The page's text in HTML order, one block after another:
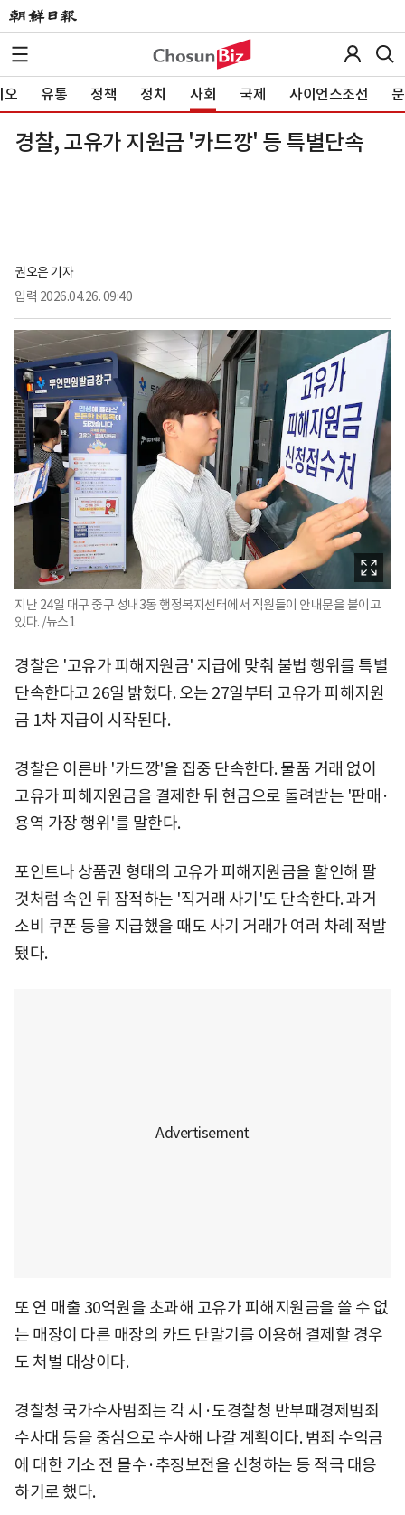
오 유통 정책 정치 사회 국제 사이언스조선
경찰, 고유가 지원금 '카드깡' 등 특별단속
권오은 기자
입력 2026.04.26. 09:40
지난 24일 대구 중구 성내3동 행정복지센터에서 직원들이 안내문을 붙이고
있다. /뉴스1
경찰은 '고유가 피해지원금' 지급에 맞춰 불법 행위를 특별
단속한다고 26일 밝혔다. 오는 27일부터 고유가 피해지원
금 1차 지급이 시작된다.
경찰은 이른바 '카드깡'을 집중 단속한다. 물품 거래 없이
고유가 피해지원금을 결제한 뒤 현금으로 돌려받는 '판매·
용역 가장 행위'를 말한다.
포인트나 상품권 형태의 고유가 피해지원금을 할인해 팔
것처럼 속인 뒤 잠적하는 '직거래 사기'도 단속한다. 과거
소비 쿠폰 등을 지급했을 때도 사기 거래가 여러 차례 적발
됐다.
또 연 매출 30억원을 초과해 고유가 피해지원금을 쓸 수 없
는 매장이 다른 매장의 카드 단말기를 이용해 결제할 경우
도 처벌 대상이다.
경찰청 국가수사범죄는 각 시·도경찰청 반부패경제범죄
수사대 등을 중심으로 수사해 나갈 계획이다. 범죄 수익금
에 대한 기소 전 몰수·추징보전을 신청하는 등 적극 대응
하기로 했다.